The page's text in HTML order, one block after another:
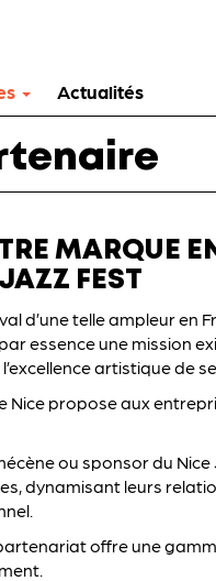
Actualités
MARQUE
FEST
d’une telle ampleur en
essence une mission
artistique de
Nice propose aux
ou sponsor du
dynamisant leurs
offre une